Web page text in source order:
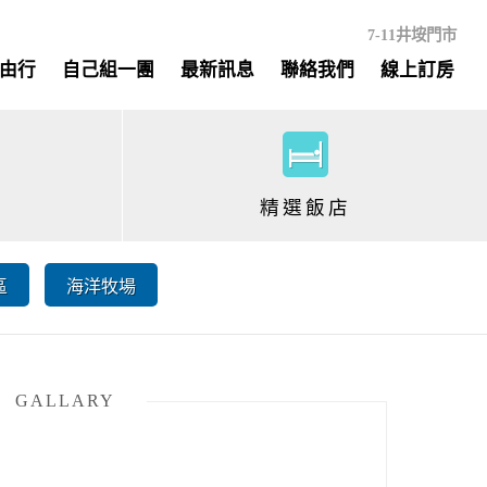
7-11井垵門市
行 自己組一團 最新訊息 聯絡我們 線上訂房
精選飯店
海洋牧場
GALLARY